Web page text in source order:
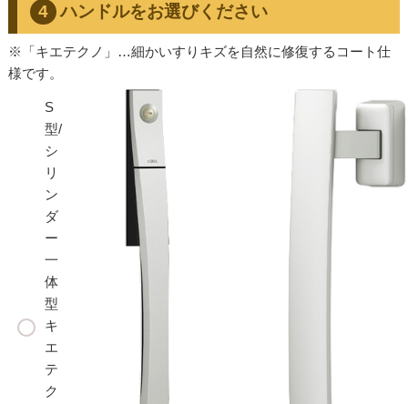
ハンドルをお選びください
※「キエテクノ」…細かいすりキズを自然に修復するコート仕
様です。
S
型/
シ
リ
ン
ダ
ー
一
体
型
キ
エ
テ
ク